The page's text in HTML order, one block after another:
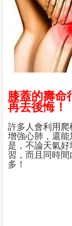
膝蓋的壽命
再去後悔！
許多人會利用
增強心肺，還
是，不論天氣
習，而且同時
多！